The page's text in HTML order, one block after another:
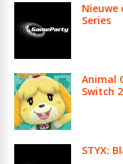
Series
Animal
Switch
STYX: